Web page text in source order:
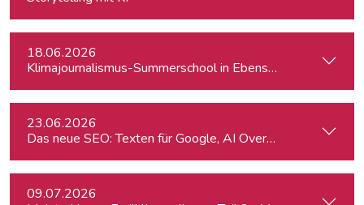
18.06.2026
Klimajournalismus-Summerschool in Ebensee
23.06.2026
Das neue SEO: Texten für Google, AI Overviews, ChatGPT
09.07.2026